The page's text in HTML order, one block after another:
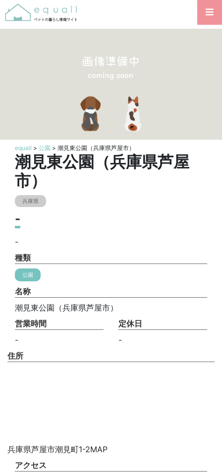
equall > 公園 > 潮見東公園（兵庫県芦屋市）
潮見東公園（兵庫県芦屋
市）
兵庫県
-
-
種類
公園
名称
潮見東公園（兵庫県芦屋市）
営業時間
-
定休日
-
住所
兵庫県芦屋市潮見町1-2MAP
アクセス